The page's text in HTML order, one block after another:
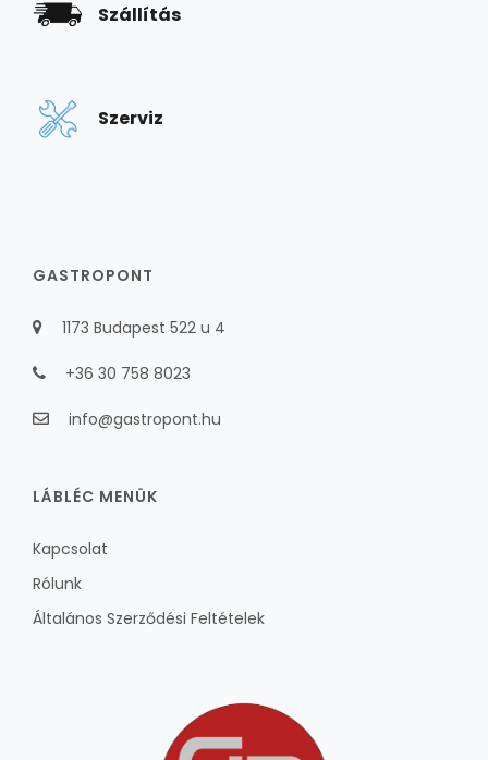
Szállítás
Szerviz
GASTROPONT
1173 Budapest 522 u 4
+36 30 758 8023
info@gastropont.hu
LÁBLÉC MENÜK
Kapcsolat
Rólunk
Általános Szerződési Feltételek